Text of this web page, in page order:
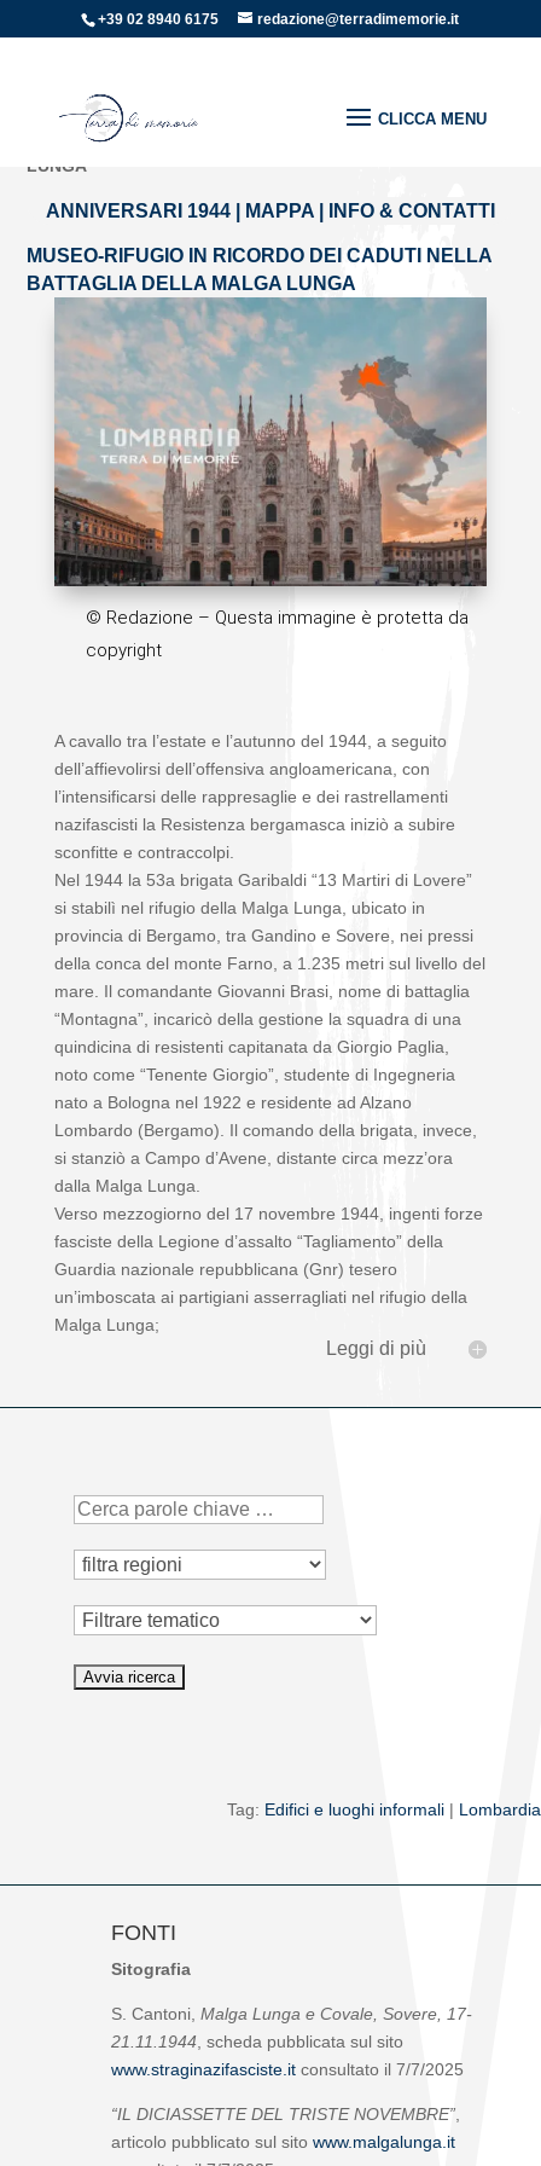
+39 02 8940 6175 redazione@terradimemorie.it
Home»Edifici e luoghi informali
MUSEO-RIFUGIO IN
RICORDO DEI CADUTI NELLA BATTAGLIA DELLA MALGA
LUNGA
ANNIVERSARI 1944 MAPPA INFO & CONTATTI
MUSEO-RIFUGIO IN RICORDO DEI CADUTI NELLA
BATTAGLIA DELLA MALGA LUNGA
© Redazione – Questa immagine è protetta da
copyright
A cavallo tra l’estate e l’autunno del 1944, a seguito
dell’affievolirsi dell’offensiva angloamericana, con
l’intensificarsi delle rappresaglie e dei rastrellamenti
nazifascisti la Resistenza bergamasca iniziò a subire
sconfitte e contraccolpi.
Nel 1944 la 53a brigata Garibaldi “13 Martiri di Lovere”
si stabilì nel rifugio della Malga Lunga, ubicato in
provincia di Bergamo, tra Gandino e Sovere, nei pressi
della conca del monte Farno, a 1.235 metri sul livello del
mare. Il comandante Giovanni Brasi, nome di battaglia
“Montagna”, incaricò della gestione la squadra di una
quindicina di resistenti capitanata da Giorgio Paglia,
noto come “Tenente Giorgio”, studente di Ingegneria
nato a Bologna nel 1922 e residente ad Alzano
Lombardo (Bergamo). Il comando della brigata, invece,
si stanziò a Campo d’Avene, distante circa mezz’ora
dalla Malga Lunga.
Verso mezzogiorno del 17 novembre 1944, ingenti forze
fasciste della Legione d’assalto “Tagliamento” della
Guardia nazionale repubblicana (Gnr) tesero
un’imboscata ai partigiani asserragliati nel rifugio della
Malga Lunga;
Leggi di più
Tematico
Tag: Edifici e luoghi informali | Lombardia
FONTI
Sitografia
S. Cantoni, Malga Lunga e Covale, Sovere, 17-
21.11.1944 , scheda pubblicata sul sito
www.straginazifasciste.itconsultato il 7/7/2025
“IL DICIASSETTE DEL TRISTE NOVEMBRE”,
articolo pubblicato sul sito www.malgalunga.it